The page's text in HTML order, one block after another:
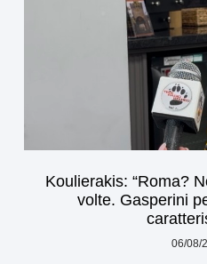
Koulierakis: “Roma?
volte. Gasperini
06/08/